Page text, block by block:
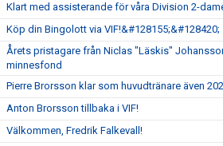
Klart med assisterande för våra Division 2-
Köp din Bingolott via VIF!&#128155;&#128420;
Årets pristagare från Niclas "Läskis"
minnesfond
Pierre Brorsson klar som huvudtränare även
Anton Brorsson tillbaka i VIF!
Välkommen, Fredrik Falkevall!